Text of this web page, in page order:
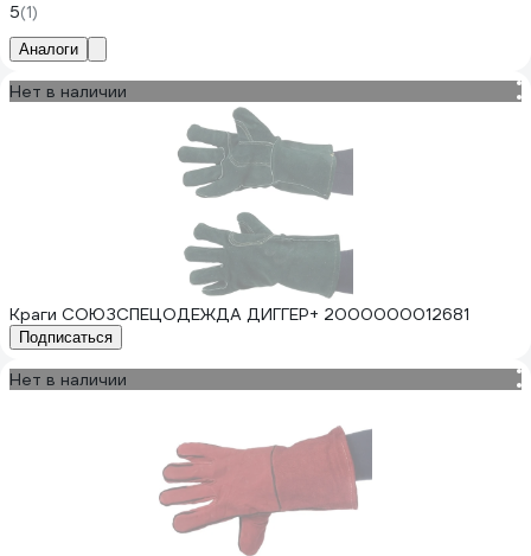
5(1)
Аналоги
Нет в наличии
Краги СОЮЗСПЕЦОДЕЖДА ДИГГЕР+ 2000000012681
Подписаться
Нет в наличии